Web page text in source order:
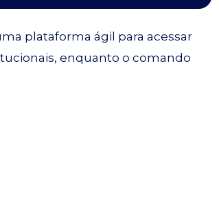
plataforma ágil para acessar
enquanto o comando